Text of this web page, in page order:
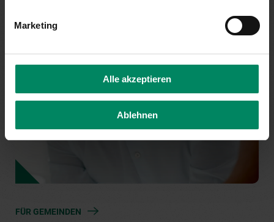
Marketing
Alle akzeptieren
Ablehnen
FÜR GEMEINDEN